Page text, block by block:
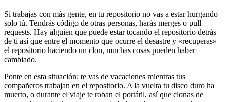
Si trabajas con más gente, en tu repositorio no vas a estar hurgando
solo tú. Tendrás código de otras personas, harás merges o pull
requests. Hay alguien que puede estar tocando el repositorio detrás
de tí así que entre el momento que ocurre el desastre y «recuperas»
el repositorio haciendo un clon, muchas cosas pueden haber
cambiado.
Ponte en esta situación: te vas de vacaciones mientras tus
compañeros trabajan en el repositorio. A la vuelta tu disco duro ha
muerto, o durante el viaje te roban el portátil, así que clonas de